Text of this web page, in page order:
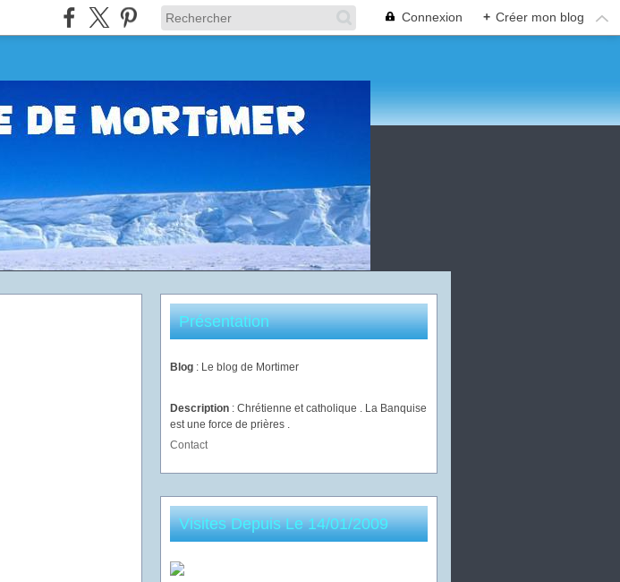
Connexion + Créer mon blog
Présentation
Blog : Le blog de Mortimer
Description : Chrétienne et catholique . La Banquise
est une force de prières .
Contact
Visites Depuis Le 14/01/2009